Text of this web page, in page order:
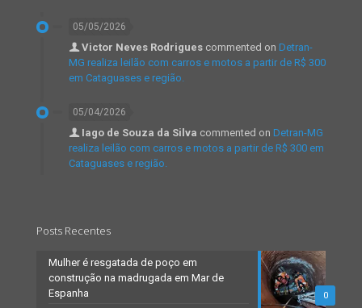
05/05/2026
Victor Neves Rodrigues commented on Detran-
MG realiza leilão com carros e motos a partir de R$ 300
em Cataguases e região.
05/04/2026
Iago de Souza da Silva commented on Detran-MG
realiza leilão com carros e motos a partir de R$ 300 em
Cataguases e região.
Posts Recentes
0
Mulher é resgatada de poço em
construção na madrugada em Mar de
Espanha